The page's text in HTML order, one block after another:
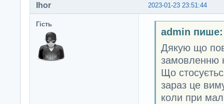
2023-01-23 23:51:44
Ihor
Гість
admin пише:
Дякую що
замовленню
Що
зараз це
коли при